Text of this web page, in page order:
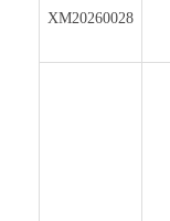
XM20260028